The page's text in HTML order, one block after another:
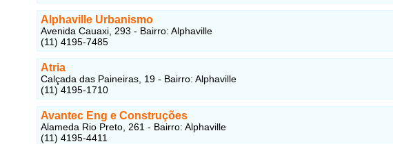
Alphaville Urbanismo
Avenida Cauaxi, 293 - Bairro: Alphaville
(11) 4195-7485
Atria
Calçada das Paineiras, 19 - Bairro: Alphaville
(11) 4195-1710
Avantec Eng e Construções
Alameda Rio Preto, 261 - Bairro: Alphaville
(11) 4195-4411